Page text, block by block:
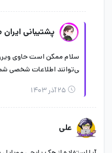
پشتیبانی
سلام ممکن است حاوی
ی‌توانند اطلاعات شخصی
۲۵ آذر ۱۴۰۳
علی